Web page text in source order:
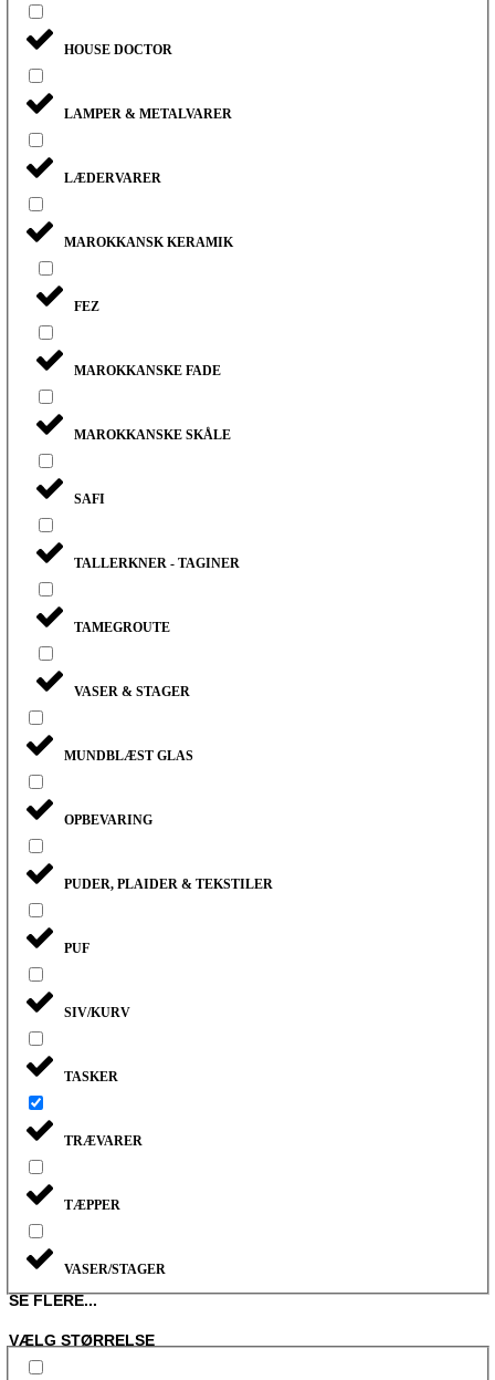
HOUSE DOCTOR
LAMPER & METALVARER
LÆDERVARER
MAROKKANSK KERAMIK
FEZ
MAROKKANSKE FADE
MAROKKANSKE SKÅLE
SAFI
TALLERKNER - TAGINER
TAMEGROUTE
VASER & STAGER
MUNDBLÆST GLAS
OPBEVARING
PUDER, PLAIDER & TEKSTILER
PUF
SIV/KURV
TASKER
TRÆVARER
TÆPPER
VASER/STAGER
SE FLERE...
VÆLG STØRRELSE